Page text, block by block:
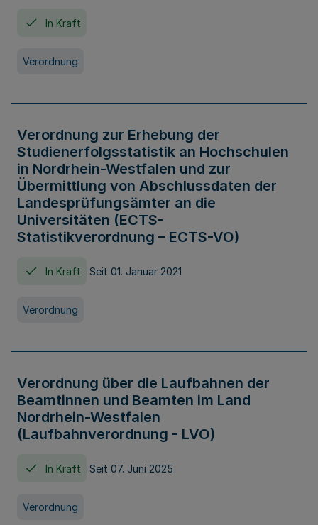
In Kraft
Verordnung
Verordnung zur Erhebung der
Studienerfolgsstatistik an Hochschulen
in Nordrhein-Westfalen und zur
Übermittlung von Abschlussdaten der
Landesprüfungsämter an die
Universitäten (ECTS-
Statistikverordnung – ECTS-VO)
In Kraft Seit 01. Januar 2021
Verordnung
Verordnung über die Laufbahnen der
Beamtinnen und Beamten im Land
Nordrhein-Westfalen
(Laufbahnverordnung - LVO)
In Kraft Seit 07. Juni 2025
Verordnung